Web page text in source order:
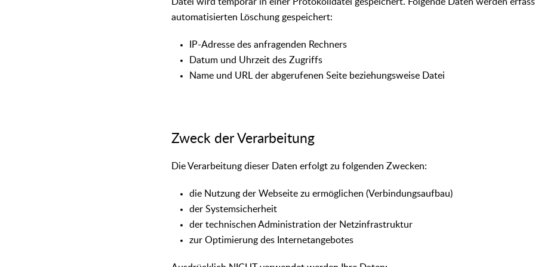
automatisierten Löschung gespeichert:
IP-Adresse des anfragenden Rechners
Datum und Uhrzeit des Zugriffs
Name und URL der abgerufenen Seite beziehungsweise Datei
Zweck der Verarbeitung
Die Verarbeitung dieser Daten erfolgt zu folgenden Zwecken:
die Nutzung der Webseite zu ermöglichen (Verbindungsaufbau)
der Systemsicherheit
der technischen Administration der Netzinfrastruktur
zur Optimierung des Internetangebotes